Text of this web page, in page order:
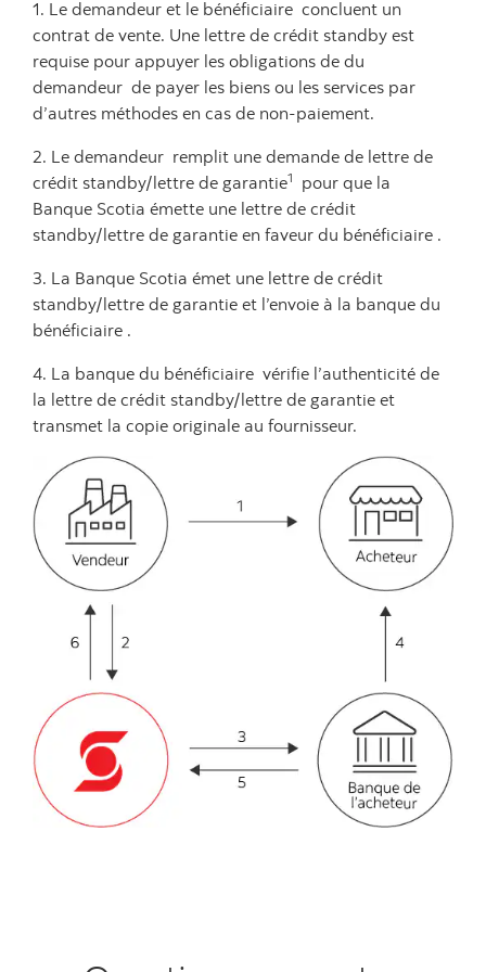
1. Le demandeur et le bénéficiaire concluent un
contrat de vente. Une lettre de crédit standby est
requise pour appuyer les obligations de du
demandeur de payer les biens ou les services par
d’autres méthodes en cas de non-paiement.
2. Le demandeur remplit une demande de lettre de
crédit standby/lettre de garantie1
pour que la
Banque Scotia émette une lettre de crédit
standby/lettre de garantie en faveur du bénéficiaire .
3. La Banque Scotia émet une lettre de crédit
standby/lettre de garantie et l’envoie à la banque du
bénéficiaire .
4. La banque du bénéficiaire vérifie l’authenticité de
la lettre de crédit standby/lettre de garantie et
transmet la copie originale au fournisseur.